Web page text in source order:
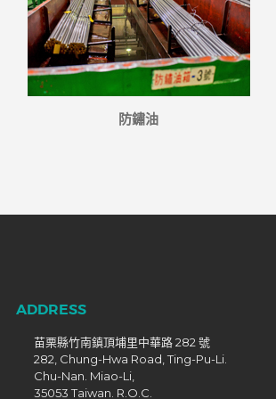
防鏽油
ADDRESS
苗栗縣竹南鎮頂埔里中華路 282 號
282, Chung-Hwa Road, Ting-Pu-Li.
Chu-Nan. Miao-Li,
35053 Taiwan. R.O.C.